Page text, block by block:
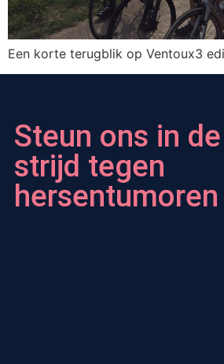
Een korte terugblik op Ventoux3
Steun ons in de
strijd tegen
hersentumoren